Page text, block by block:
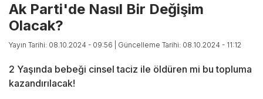
Ak Parti'de Nasıl Bir Değişim
Olacak?
Yayın Tarihi: 08.10.2024 - 09:56 | Güncelleme Tarihi: 08.10.2024 - 11:12
2 Yaşında bebeği cinsel taciz ile öldüren mi bu topluma
kazandırılacak!